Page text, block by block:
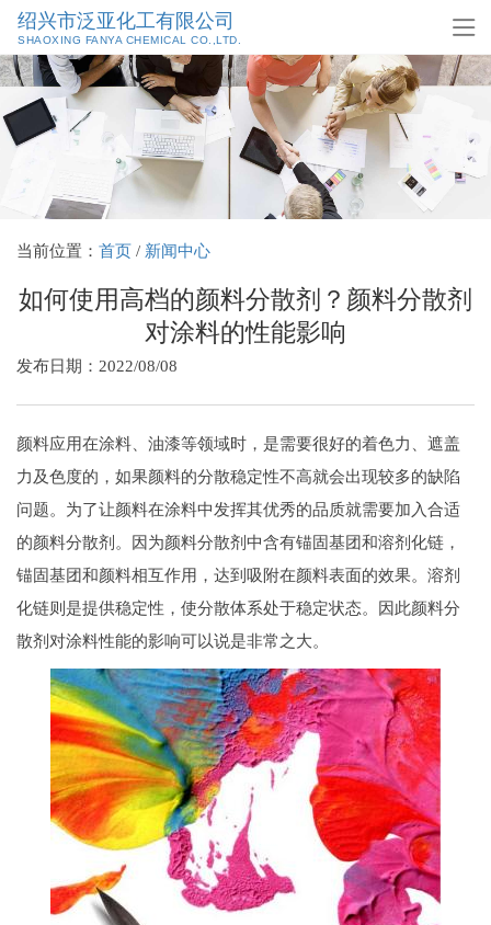
绍兴市泛亚化工有限公司
SHAOXING FANYA CHEMICAL CO.,LTD.
当前位置： 首页 / 新闻中心
如何使用高档的颜料分散剂？颜料分散剂
对涂料的性能影响
发布日期：2022/08/08
颜料应用在涂料、油漆等领域时，是需要很好的着色力、遮盖
力及色度的，如果颜料的分散稳定性不高就会出现较多的缺陷
问题。为了让颜料在涂料中发挥其优秀的品质就需要加入合适
的颜料分散剂。因为颜料分散剂中含有锚固基团和溶剂化链，
锚固基团和颜料相互作用，达到吸附在颜料表面的效果。溶剂
化链则是提供稳定性，使分散体系处于稳定状态。因此颜料分
散剂对涂料性能的影响可以说是非常之大。